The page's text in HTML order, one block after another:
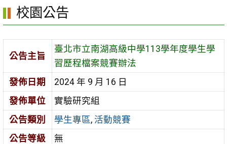
區
校園公告
公告主旨
臺北市立南湖高級中學113學年度學生學
習歷程檔案競賽辦法
發佈日期
2024 年 9 月 16 日
發佈單位
實驗研究組
公告類別
學生專區, 活動競賽
公告等級
無